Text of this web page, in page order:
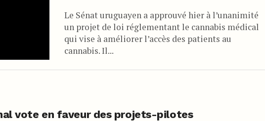
Le Sénat uruguayen a approuvé hier à l’unanimité
un projet de loi réglementant le cannabis médical
qui vise à améliorer l’accès des patients au
cannabis. Il...
vote en faveur des projets-pilotes